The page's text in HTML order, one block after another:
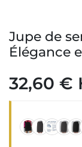
Jupe de
Élégance
32,60 €